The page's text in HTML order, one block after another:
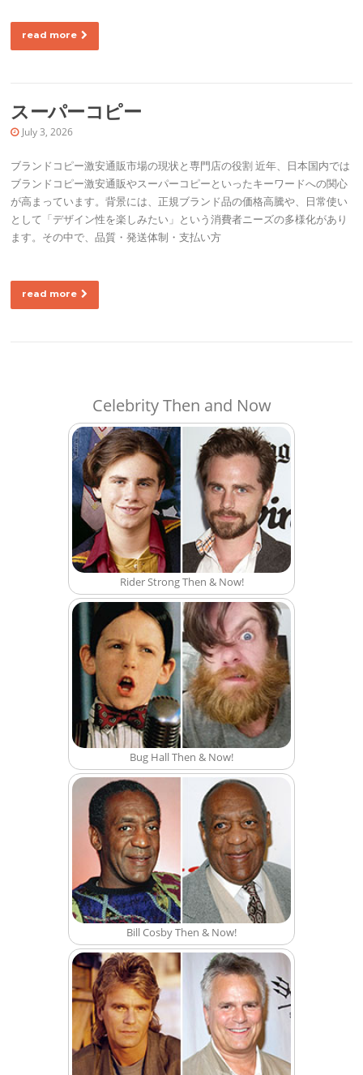
read more
スーパーコピー
July 3, 2026
ブランドコピー激安通販市場の現状と専門店の役割 近年、日本国内では
ブランドコピー激安通販やスーパーコピーといったキーワードへの関心
が高まっています。背景には、正規ブランド品の価格高騰や、日常使い
として「デザイン性を楽しみたい」という消費者ニーズの多様化があり
ます。その中で、品質・発送体制・支払い方
read more
Celebrity Then and Now
Rider Strong Then & Now!
Bug Hall Then & Now!
Bill Cosby Then & Now!